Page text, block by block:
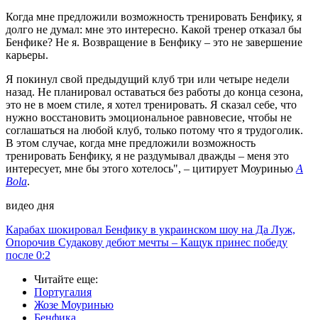
Когда мне предложили возможность тренировать Бенфику, я
долго не думал: мне это интересно. Какой тренер отказал бы
Бенфике? Не я. Возвращение в Бенфику – это не завершение
карьеры.
Я покинул свой предыдущий клуб три или четыре недели
назад. Не планировал оставаться без работы до конца сезона,
это не в моем стиле, я хотел тренировать. Я сказал себе, что
нужно восстановить эмоциональное равновесие, чтобы не
соглашаться на любой клуб, только потому что я трудоголик.
В этом случае, когда мне предложили возможность
тренировать Бенфику, я не раздумывал дважды – меня это
интересует, мне бы этого хотелось", – цитирует Моуринью A
Bola.
видео дня
Карабах шокировал Бенфику в украинском шоу на Да Луж,
Опорочив Судакову дебют мечты – Кащук принес победу
после 0:2
Читайте еще:
Португалия
Жозе Моуринью